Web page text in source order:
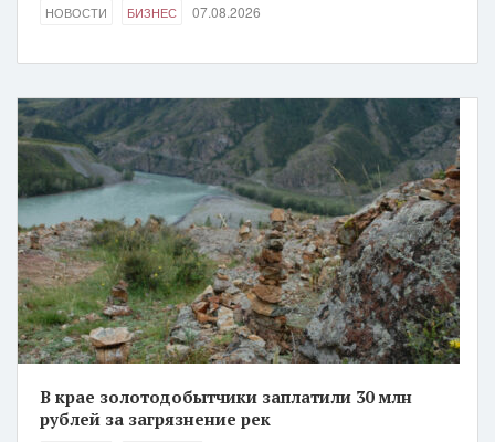
НОВОСТИ БИЗНЕС 07.08.2026
В крае золотодобытчики заплатили 30 млн
рублей за загрязнение рек